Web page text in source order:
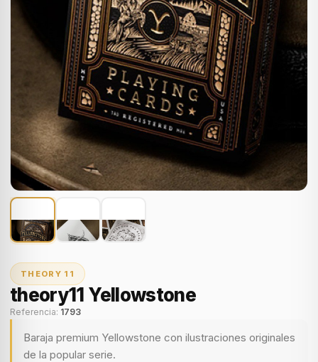
THEORY 11
theory11 Yellowstone
Referencia: 1793
Baraja premium Yellowstone con ilustraciones originales
de la popular serie.